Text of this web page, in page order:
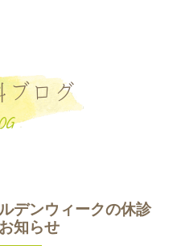
ブログ
デンウィークの休診
知らせ